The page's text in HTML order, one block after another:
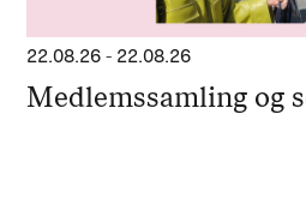
22.08.26 - 22.08.26
Medlemssamling og